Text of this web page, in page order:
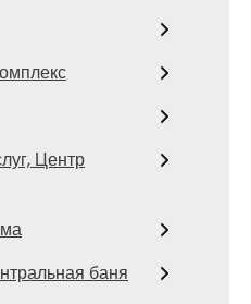
Центр
баня